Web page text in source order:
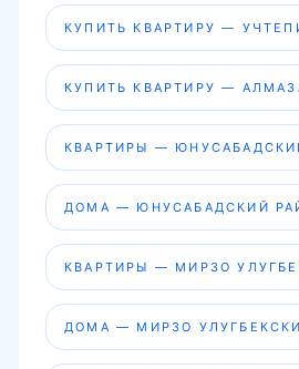
КУПИТЬ КВАРТИРУ —
КУПИТЬ КВАРТИРУ —
КВАРТИРЫ —
ДОМА — ЮНУСАБАДСКИЙ
КВАРТИРЫ — МИРЗО
ДОМА — МИРЗО